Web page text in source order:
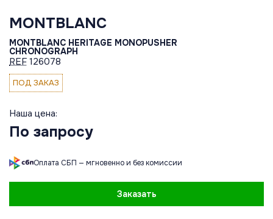
MONTBLANC
MONTBLANC HERITAGE MONOPUSHER
CHRONOGRAPH
REF 126078
ПОД ЗАКАЗ
Наша цена:
По запросу
Оплата СБП — мгновенно и без комиссии
Заказать